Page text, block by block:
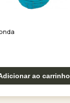
ao carrinho